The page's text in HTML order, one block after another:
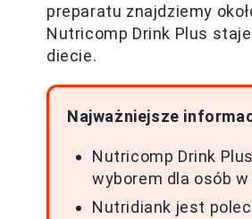
preparatu znajdziemy
Nutricomp Drink Plus
diecie.
Najważniejsze
Nutricomp Drink
wyborem dla osób
Nutridiank jest